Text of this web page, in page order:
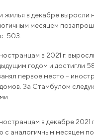
в декабре выросли
месяцем
503.
в 2021 г.
годом и достигли
первое место –
За Стамбулом
в декабре 2021
с аналогичным месяцем